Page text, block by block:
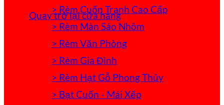
Quay trở lại cửa hàng
> Rèm Cuốn Tranh Cao Cấp
> Rèm Màn Sáo Nhôm
> Rèm Văn Phòng
> Rèm Gia Đình
> Rèm Hạt Gỗ Phong Thủy
> Bạt Cuốn - Mái Xếp